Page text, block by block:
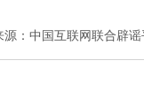
源：中国互联网联合辟谣